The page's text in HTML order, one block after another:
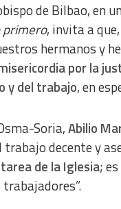
de Bilbao, en
primero, invita a
hermanos y
por la
y del trabajo, en
Soria,Abilio
decente y
de la Iglesia;